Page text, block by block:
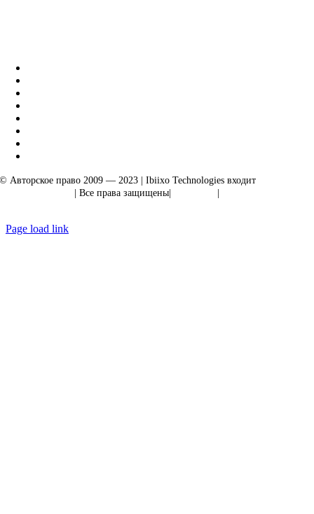
© Авторское право 2009 — 2023 | Ibiixo Technologies входит
| Все права защищены|
Page load link